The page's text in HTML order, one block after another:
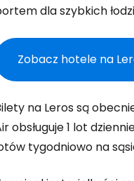
dla szybkich
Zobacz hotele na
na Leros są
obsługuje 1 lot
tygodniowo na
...